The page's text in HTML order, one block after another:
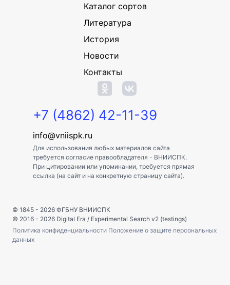
Каталог сортов
Литература
История
Новости
Контакты
+7 (4862) 42-11-39
info@vniispk.ru
Для использования любых материалов сайта
требуется согласие правообладателя - ВНИИСПК.
При цитировании или упоминании, требуется прямая
ссылка (на сайт и на конкретную страницу сайта).
© 1845 - 2026 ФГБНУ ВНИИСПК
© 2016 - 2026 Digital Era / Experimental Search v2 (testings)
Политика конфиденциальности Положение о защите персональных
данных